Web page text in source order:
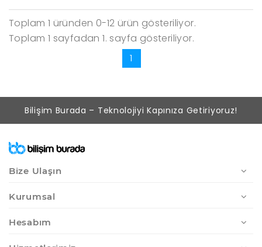
Toplam 1 üründen 0-12 ürün gösteriliyor.
Toplam 1 sayfadan 1. sayfa gösteriliyor.
1
Bilişim Burada – Teknolojiyi Kapınıza Getiriyoruz!
Bize Ulaşın
Kurumsal
Hesabım